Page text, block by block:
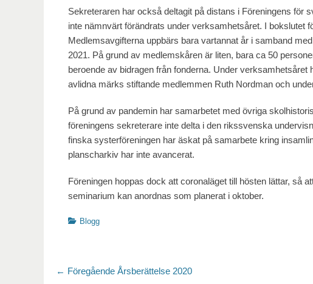
Sekreteraren har också deltagit på distans i Föreningens för
inte nämnvärt förändrats under verksamhetsåret. I bokslutet
Medlemsavgifterna uppbärs bara vartannat år i samband
2021. På grund av medlemskåren är liten, bara ca 50
beroende av bidragen från fonderna. Under
avlidna märks stiftande medlemmen Ruth Nordman och
På grund av pandemin har samarbetet med övriga
föreningens sekreterare inte delta i den rikssvenska
finska systerföreningen har äskat på samarbete kring
planscharkiv har inte avancerat.
Föreningen hoppas dock att coronaläget till hösten lättar, så
seminarium kan anordnas som planerat i oktober.
Kategorier
Blogg
Inläggsnavigering
← Föregående Föregående
Årsberättelse 2020